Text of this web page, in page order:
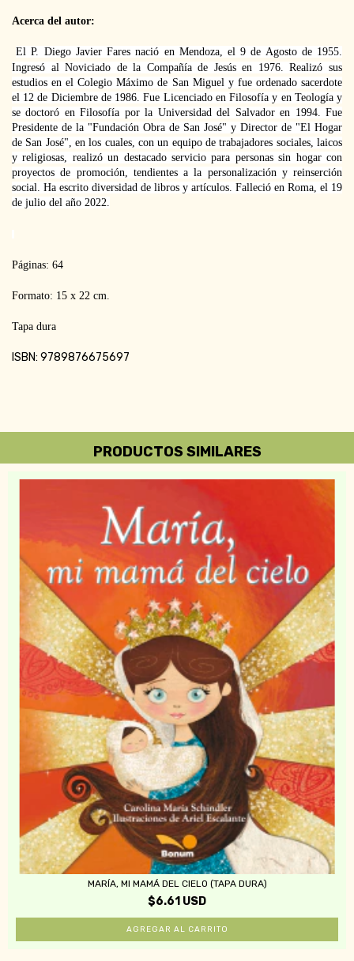
Acerca del autor:
El P. Diego Javier Fares nació en Mendoza, el 9 de Agosto de 1955.
Ingresó al Noviciado de la Compañía de Jesús en 1976. Realizó sus
estudios en el Colegio Máximo de San Miguel y fue ordenado sacerdote
el 12 de Diciembre de 1986. Fue Licenciado en Filosofía y en Teología y
se doctoró en Filosofía por la Universidad del Salvador en 1994. Fue
Presidente de la "Fundación Obra de San José" y Director de "El Hogar
de San José", en los cuales, con un equipo de trabajadores sociales, laicos
y religiosas, realizó un destacado servicio para personas sin hogar con
proyectos de promoción, tendientes a la personalización y reinserción
social. Ha escrito diversidad de libros y artículos. Falleció en Roma, el 19
de julio del año 2022.
Páginas: 64
Formato: 15 x 22 cm.
Tapa dura
ISBN: 9789876675697
PRODUCTOS SIMILARES
MARÍA, MI MAMÁ DEL CIELO (TAPA DURA)
$6.61 USD